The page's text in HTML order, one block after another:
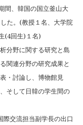
間、韓国の国立釜山大
た。 (教授１名、大学院
(4回生) １名)
分野に関する研究と島
関連分野の研究成果と
・討論し、博物館見
そして日韓の学生間の
交流担当副学長の出口